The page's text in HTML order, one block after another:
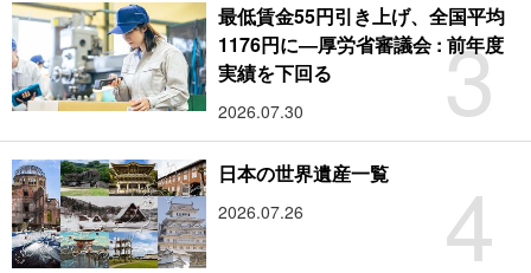
3
最低賃金55円引き上げ、全国平均
1176円に―厚労省審議会 : 前年度
実績を下回る
2026.07.30
4
日本の世界遺産一覧
2026.07.26